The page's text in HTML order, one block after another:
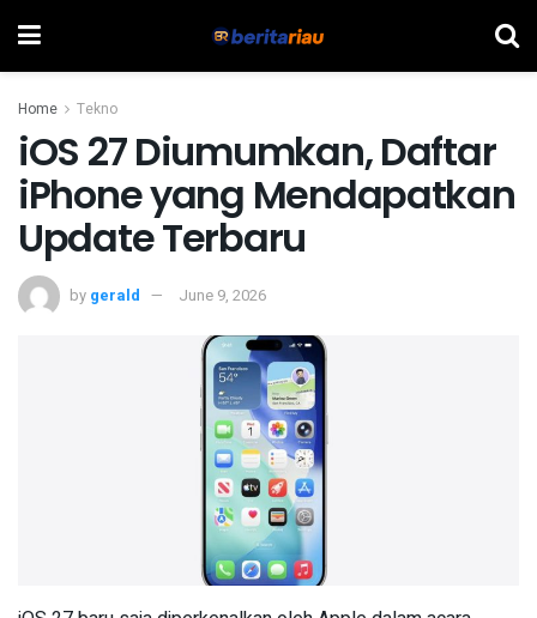
Home Tekno
iOS 27 Diumumkan, Daftar
iPhone yang Mendapatkan
Update Terbaru
by gerald June 9, 2026